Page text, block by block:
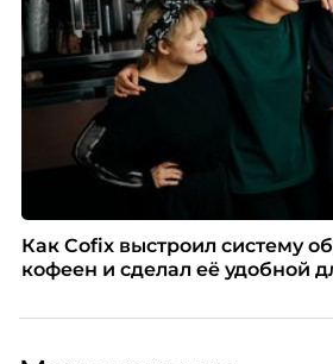
Как Cofix выстроил систему
кофеен и сделал её удобной